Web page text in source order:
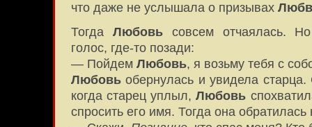
что даже не услышала о призывах
Тогда Любовьсовсем отчаялась.
голос, где-то позади:
— Пойдем Любовь, я возьму тебя с
Любовь обернулась и увидела
когда старец уплыл,Любовь
спросить его имя. Тогда она обратилась